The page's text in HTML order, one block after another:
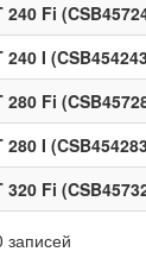
240 Fi
240 I
280 Fi
280 I
320 Fi
записей